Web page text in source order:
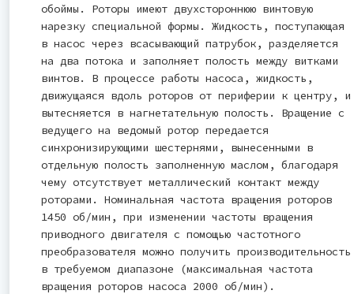
обоймы. Роторы имеют двухстороннюю винтовую
нарезку специальной формы. Жидкость, поступающая
в насос через всасывающий патрубок, разделяется
на два потока и заполняет полость между витками
винтов. В процессе работы насоса, жидкость,
движущаяся вдоль роторов от периферии к центру, и
вытесняется в нагнетательную полость. Вращение с
ведущего на ведомый ротор передается
синхронизирующими шестернями, вынесенными в
отдельную полость заполненную маслом, благодаря
чему отсутствует металлический контакт между
роторами. Номинальная частота вращения роторов
1450 об/мин, при изменении частоты вращения
приводного двигателя с помощью частотного
преобразователя можно получить производительность
в требуемом диапазоне (максимальная частота
вращения роторов насоса 2000 об/мин).